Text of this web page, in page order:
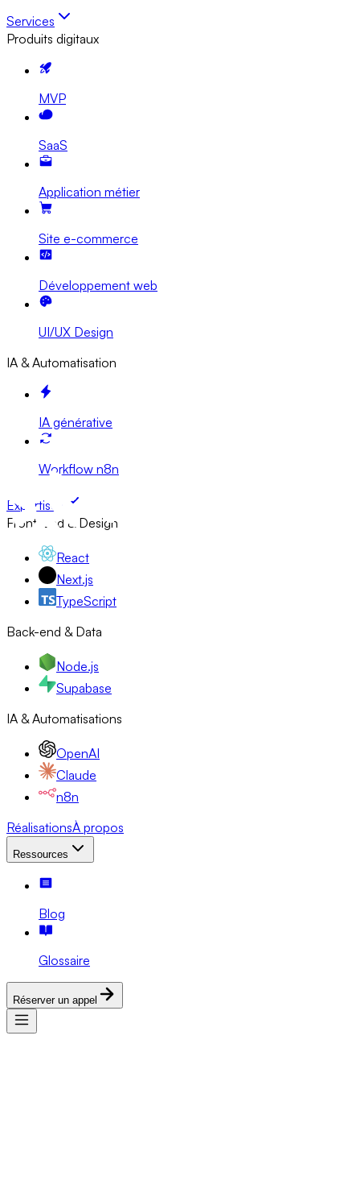
Services
Produits digitaux
MVP
SaaS
Application métier
Site e-commerce
Développement web
UI/UX Design
IA & Automatisation
IA générative
Workflow n8n
Expertises
Front-end & Design
React
Next.js
TypeScript
Back-end & Data
Node.js
Supabase
IA & Automatisations
OpenAI
Claude
n8n
RéalisationsÀ propos
Ressources
Blog
Glossaire
Réserver un appel